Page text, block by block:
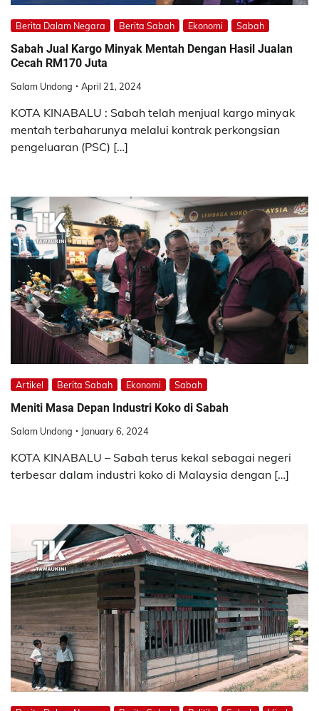
Berita Dalam Negara Berita Sabah Ekonomi Sabah
Sabah Jual Kargo Minyak Mentah Dengan Hasil Jualan
Cecah RM170 Juta
Salam Undong April 21, 2024
KOTA KINABALU : Sabah telah menjual kargo minyak
mentah terbaharunya melalui kontrak perkongsian
pengeluaran (PSC) […]
Artikel Berita Sabah Ekonomi Sabah
Meniti Masa Depan Industri Koko di Sabah
Salam Undong January 6, 2024
KOTA KINABALU – Sabah terus kekal sebagai negeri
terbesar dalam industri koko di Malaysia dengan […]